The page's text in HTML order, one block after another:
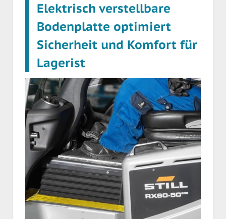
Elektrisch verstellbare
Bodenplatte optimiert
Sicherheit und Komfort für
Lagerist